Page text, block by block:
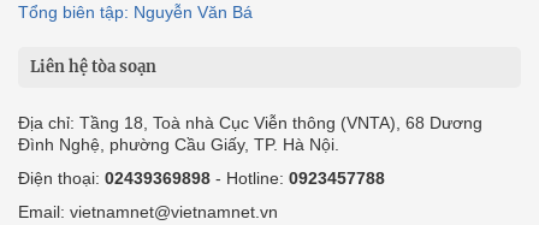
Tổng biên tập: Nguyễn Văn Bá
Liên hệ tòa soạn
Địa chỉ: Tầng 18, Toà nhà Cục Viễn thông (VNTA), 68 Dương
Đình Nghệ, phường Cầu Giấy, TP. Hà Nội.
Điện thoại: 02439369898 - Hotline: 0923457788
Email: vietnamnet@vietnamnet.vn